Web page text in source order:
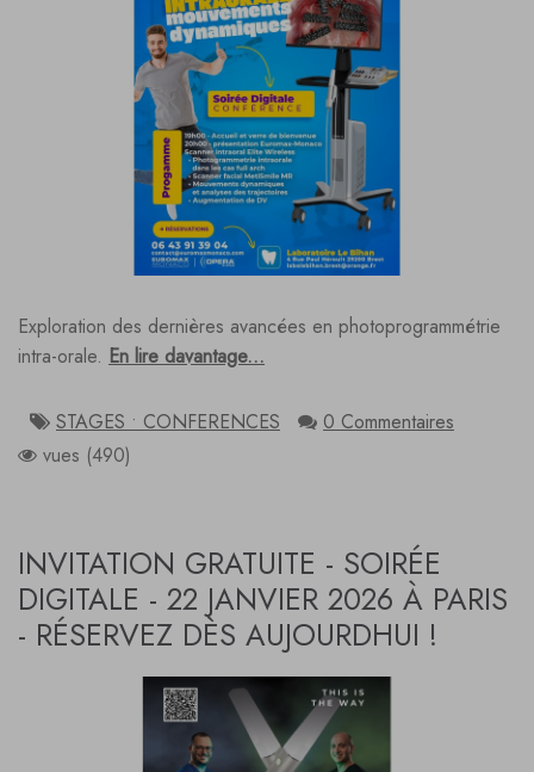
Exploration des dernières avancées en photoprogrammétrie
intra-orale. En lire davantage...
STAGES • CONFERENCES
0 Commentaires
vues (490)
INVITATION GRATUITE - SOIRÉE
DIGITALE - 22 JANVIER 2026 À PARIS
- RÉSERVEZ DÈS AUJOURDHUI !